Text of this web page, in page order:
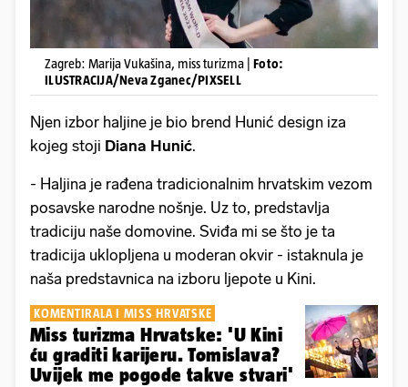
Zagreb: Marija Vukašina, miss turizma | Foto:
ILUSTRACIJA/Neva Zganec/PIXSELL
Njen izbor haljine je bio brend Hunić design iza
kojeg stoji Diana Hunić.
- Haljina je rađena tradicionalnim hrvatskim vezom
posavske narodne nošnje. Uz to, predstavlja
tradiciju naše domovine. Sviđa mi se što je ta
tradicija uklopljena u moderan okvir - istaknula je
naša predstavnica na izboru ljepote u Kini.
KOMENTIRALA I MISS HRVATSKE
Miss turizma Hrvatske: 'U Kini
ću graditi karijeru. Tomislava?
Uvijek me pogode takve stvari'